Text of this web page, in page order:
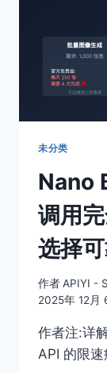
未分类
Nano
调用
选择
作者APIYI -
2025年 12月
作者注:详
API 的限